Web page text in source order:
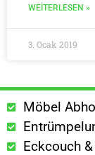
WEITERLESEN »
3. Ocak 2019
Möbel
Eckcouch